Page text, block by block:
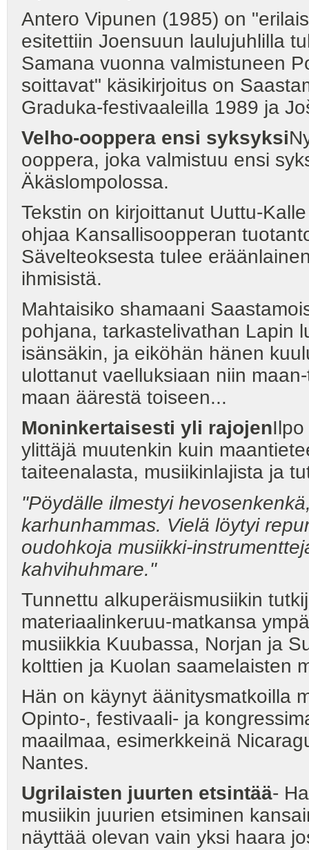
Antero Vipunen (1985) on
esitettiin Joensuun laulujuhlilla
Samana vuonna valmistuneen
soittavat" käsikirjoitus on
Graduka-festivaaleilla 1989 ja
Velho-ooppera ensi syksyksi
ooppera, joka valmistuu ensi
Äkäslompolossa.
Tekstin on kirjoittanut Uuttu-
ohjaa Kansallisoopperan
Sävelteoksesta tulee
ihmisistä.
Mahtaisiko shamaani
pohjana, tarkastelivathan Lapin
isänsäkin, ja eiköhän hänen
ulottanut vaelluksiaan niin
maan äärestä toiseen...
Moninkertaisesti yli rajojen
ylittäjä muutenkin kuin
taiteenalasta, musiikinlajista ja
"Pöydälle ilmestyi
karhunhammas. Vielä löytyi
oudohkoja musiikki-
kahvihuhmare."
Tunnettu alkuperäismusiikin
materiaalinkeruu-matkansa
musiikkia Kuubassa, Norjan ja
kolttien ja Kuolan saamelaisten
Hän on käynyt äänitysmatkoilla
Opinto-, festivaali- ja
maailmaa, esimerkkeinä
Nantes.
Ugrilaisten juurten etsintää-
musiikin juurien etsiminen
näyttää olevan vain yksi haara